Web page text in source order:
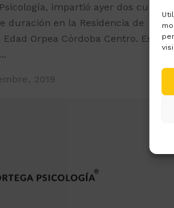
impartió ayer dos cursos
duración en la Residencia de
Edad Orpea Córdoba Centro. Estos